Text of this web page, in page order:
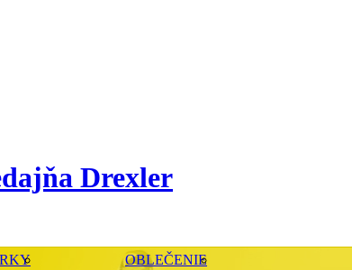
OBLEČENIE